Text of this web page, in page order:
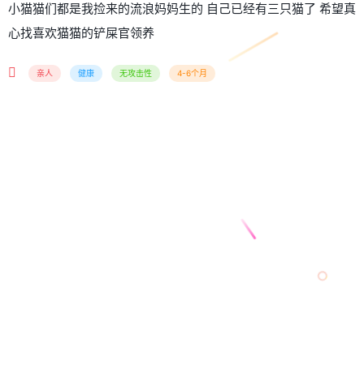
小猫猫们都是我捡来的流浪妈妈生的 自己已经有三只猫了 希望真
心找喜欢猫猫的铲屎官领养
亲人 健康 无攻击性 4-6个月